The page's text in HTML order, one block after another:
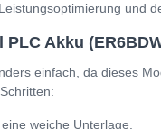
und
Akku
einfach, da dieses
weiche Unterlage.